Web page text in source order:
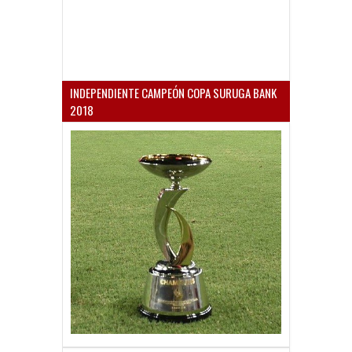
INDEPENDIENTE CAMPEÓN COPA SURUGA BANK
2018